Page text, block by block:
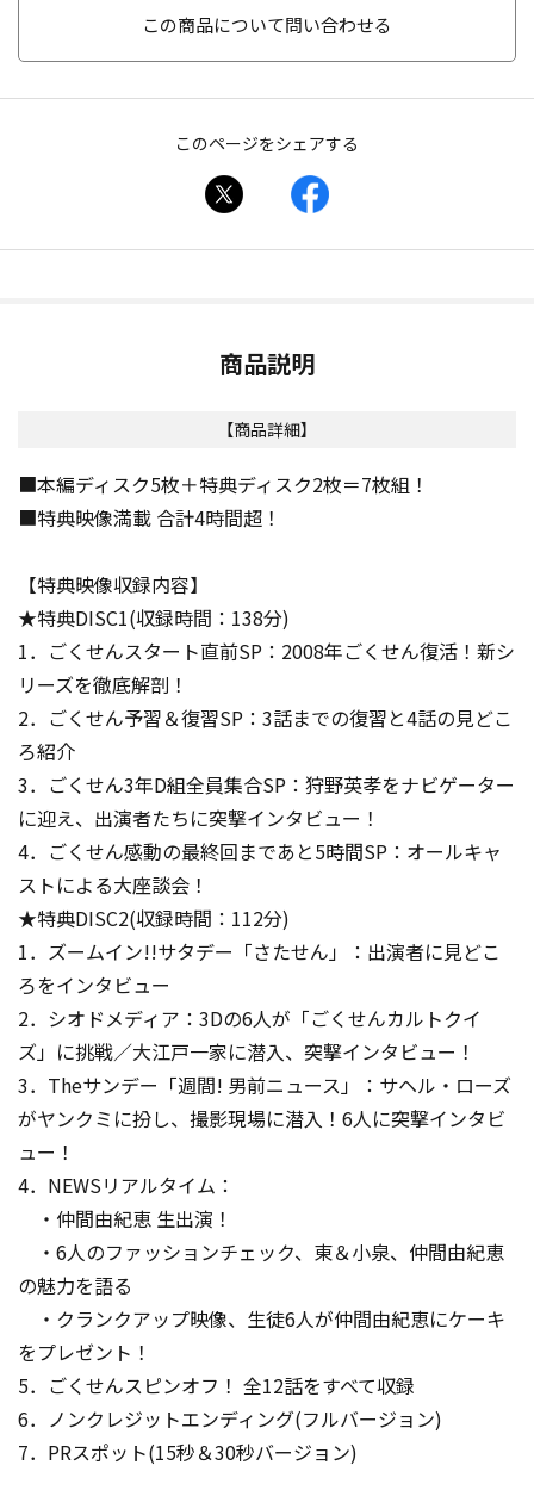
この商品について問い合わせる
このページをシェアする
商品説明
【商品詳細】
■本編ディスク5枚＋特典ディスク2枚＝7枚組！
■特典映像満載 合計4時間超！
【特典映像収録内容】
★特典DISC1(収録時間：138分)
1．ごくせんスタート直前SP：2008年ごくせん復活！新シ
リーズを徹底解剖！
2．ごくせん予習＆復習SP：3話までの復習と4話の見どこ
ろ紹介
3．ごくせん3年D組全員集合SP：狩野英孝をナビゲーター
に迎え、出演者たちに突撃インタビュー！
4．ごくせん感動の最終回まであと5時間SP：オールキャ
ストによる大座談会！
★特典DISC2(収録時間：112分)
1．ズームイン!!サタデー「さたせん」：出演者に見どこ
ろをインタビュー
2．シオドメディア：3Dの6人が「ごくせんカルトクイ
ズ」に挑戦／大江戸一家に潜入、突撃インタビュー！
3．Theサンデー「週間! 男前ニュース」：サヘル・ローズ
がヤンクミに扮し、撮影現場に潜入！6人に突撃インタビ
ュー！
4．NEWSリアルタイム：
・仲間由紀恵 生出演！
・6人のファッションチェック、東＆小泉、仲間由紀恵
の魅力を語る
・クランクアップ映像、生徒6人が仲間由紀恵にケーキ
をプレゼント！
5．ごくせんスピンオフ！ 全12話をすべて収録
6．ノンクレジットエンディング(フルバージョン)
7．PRスポット(15秒＆30秒バージョン)